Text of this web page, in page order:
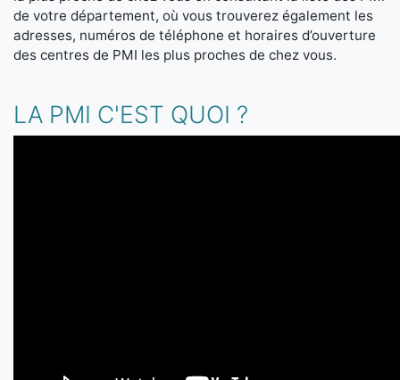
de votre département, où vous trouverez également les
adresses, numéros de téléphone et horaires d’ouverture
des centres de PMI les plus proches de chez vous.
LA PMI C'EST QUOI ?